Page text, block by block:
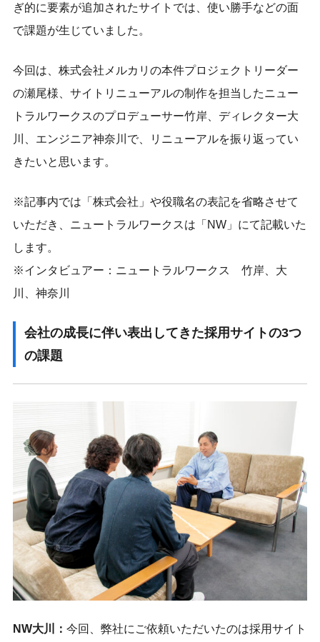
ぎ的に要素が追加されたサイトでは、使い勝手などの面
で課題が生じていました。
今回は、株式会社メルカリの本件プロジェクトリーダー
の瀬尾様、サイトリニューアルの制作を担当したニュー
トラルワークスのプロデューサー竹岸、ディレクター大
川、エンジニア神奈川で、リニューアルを振り返ってい
きたいと思います。
※記事内では「株式会社」や役職名の表記を省略させて
いただき、ニュートラルワークスは「NW」にて記載いた
します。
※インタビュアー：ニュートラルワークス 竹岸、大
川、神奈川
会社の成長に伴い表出してきた採用サイトの3つ
の課題
NW大川： 今回、弊社にご依頼いただいたのは採用サイト